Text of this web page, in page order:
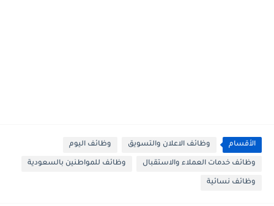
الأقسام وظائف الاعلان والتسويق وظائف اليوم
وظائف خدمات العملاء والاستقبال وظائف للمواطنين بالسعودية
وظائف نسائية